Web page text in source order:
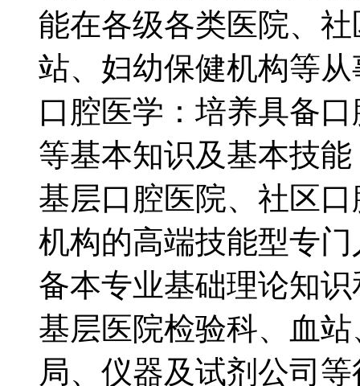
能在各级各类医院、
站、妇幼保健机构等
口腔医学：培养具备
等基本知识及基本技
基层口腔医院、社区
机构的高端技能型专
备本专业基础理论知
基层医院检验科、血
局、仪器及试剂公司